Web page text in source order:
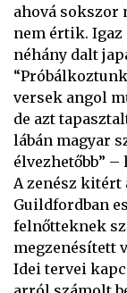
ahová sokszor
nem értik. Igaz
néhány dalt
versek angol
de azt
lábán magyar
élvezhetőbb”
A zenész kitért
Guildfordban
felnőtteknek
megzenésített
Idei tervei